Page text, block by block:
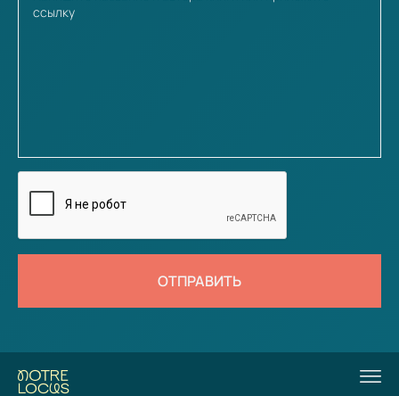
ОТПРАВИТЬ